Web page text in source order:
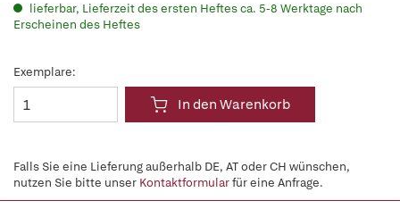
lieferbar, Lieferzeit des ersten Heftes ca. 5-8 Werktage nach
Erscheinen des Heftes
Exemplare:
In den Warenkorb
Falls Sie eine Lieferung außerhalb DE, AT oder CH wünschen,
nutzen Sie bitte unser Kontaktformularfür eine Anfrage.